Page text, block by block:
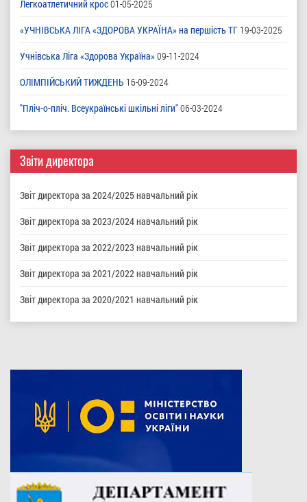
Легкоатлетичний крос01-05-2025
«УЧНІВСЬКА ЛІГА «ЗДОРОВА УКРАЇНА» на першість ТГ 19-03-2025
Учнівська Ліга «Здорова Україна»09-11-2024
ОЛІМПІЙСЬКИЙ ТИЖДЕНЬ 16-09-2024
"Пліч-о-пліч. Всеукраїнські шкільні ліги"06-03-2024
Звіти директора
Звіт директора за 2024/2025 навчальний рік
Звіт директора за 2023/2024 навчальний рік
Звіт директора за 2022/2023 навчальний рік
Звіт директора за 2021/2022 навчальний рік
Звіт директора за 2020/2021 навчальний рік